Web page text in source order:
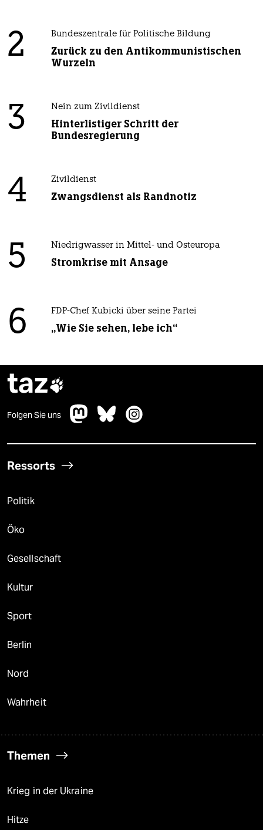
2 Bundeszentrale für Politische Bildung
Zurück zu den Antikommunistischen
Wurzeln
3 Nein zum Zivildienst
Hinterlistiger Schritt der
Bundesregierung
4 Zivildienst
Zwangsdienst als Randnotiz
5 Niedrigwasser in Mittel- und Osteuropa
Stromkrise mit Ansage
6 FDP-Chef Kubicki über seine Partei
„Wie Sie sehen, lebe ich“
taz
Folgen Sie uns
Ressorts
Politik
Öko
Gesellschaft
Kultur
Sport
Berlin
Nord
Wahrheit
Themen
Krieg in der Ukraine
Hitze